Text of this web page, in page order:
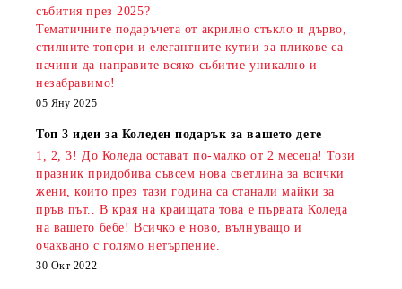
събития през 2025?
Тематичните подаръчета от акрилно стъкло и дърво,
стилните топери и елегантните кутии за пликове са
начини да направите всяко събитие уникално и
незабравимо!
05 Яну 2025
Топ 3 идеи за Коледен подарък за вашето дете
1, 2, 3! До Коледа остават по-малко от 2 месеца! Този
празник придобива съвсем нова светлина за всички
жени, които през тази година са станали майки за
пръв път.. В края на краищата това е първата Коледа
на вашето бебе! Всичко е ново, вълнуващо и
очаквано с голямо нетърпение.
30 Окт 2022